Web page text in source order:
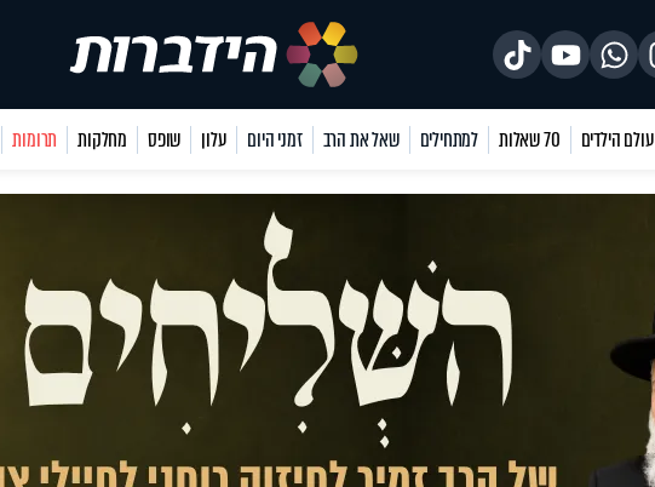
עולם הילדים 70 שאלות למתחילים שאל את הרב זמני היום עלון שופס מחלקות תרומות